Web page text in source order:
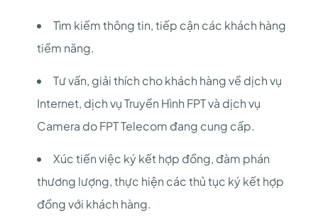
Tìm kiếm thông tin, tiếp cận các khách hàng
tiềm năng.
Tư vấn, giải thích cho khách hàng về dịch vụ
Internet, dịch vụ Truyền Hình FPT và dịch vụ
Camera do FPT Telecom đang cung cấp.
Xúc tiến việc ký kết hợp đồng, đàm phán
thương lượng, thực hiện các thủ tục ký kết hợp
đồng với khách hàng.